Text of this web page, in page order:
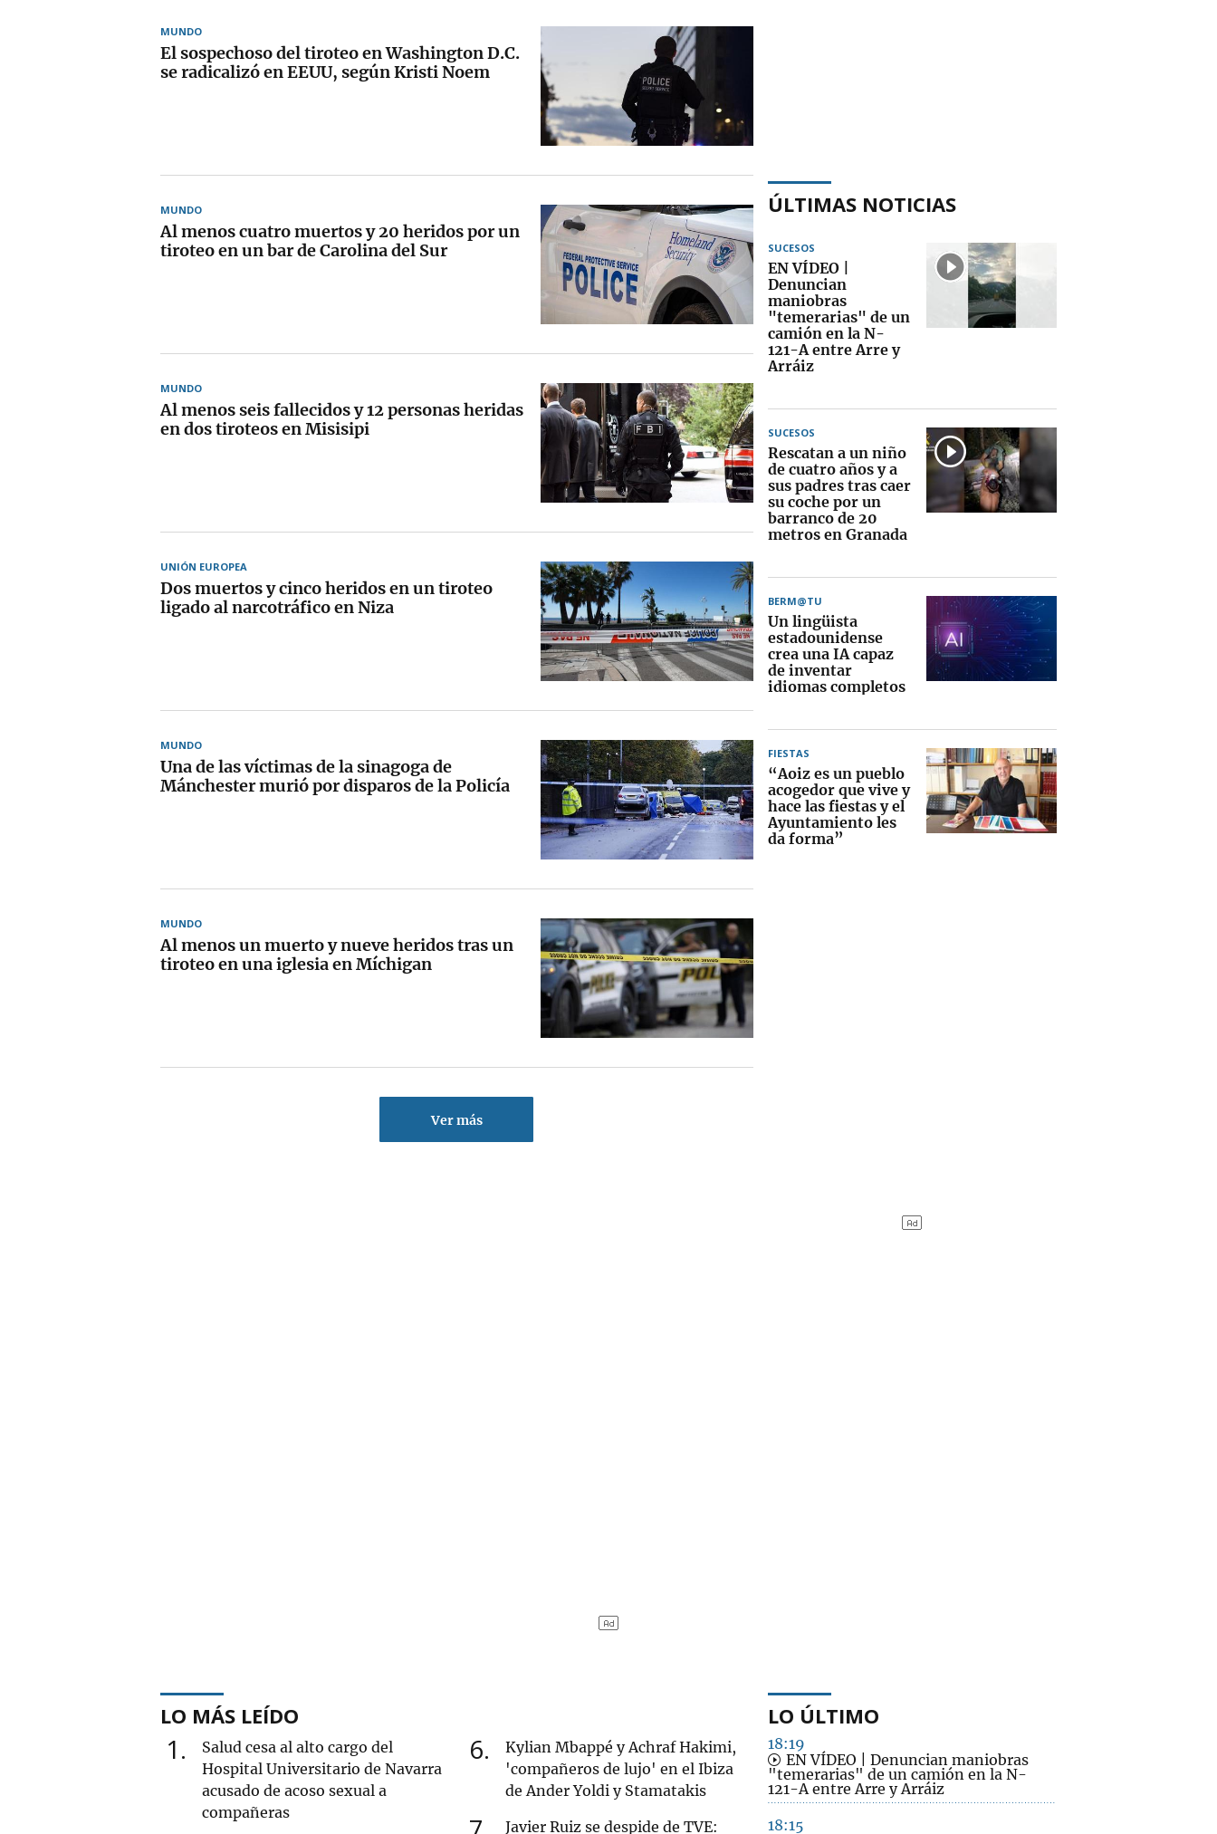
MUNDO
El sospechoso del tiroteo en Washington D.C.
se radicalizó en EEUU, según Kristi Noem
MUNDO
Al menos cuatro muertos y 20 heridos por un
tiroteo en un bar de Carolina del Sur
MUNDO
Al menos seis fallecidos y 12 personas heridas
en dos tiroteos en Misisipi
UNIÓN EUROPEA
Dos muertos y cinco heridos en un tiroteo
ligado al narcotráfico en Niza
MUNDO
Una de las víctimas de la sinagoga de
Mánchester murió por disparos de la Policía
MUNDO
Al menos un muerto y nueve heridos tras un
tiroteo en una iglesia en Míchigan
Ver más
ÚLTIMAS NOTICIAS
SUCESOS
EN VÍDEO |
Denuncian
maniobras
"temerarias" de un
camión en la N-
121-A entre Arre y
Arráiz
SUCESOS
Rescatan a un niño
de cuatro años y a
sus padres tras caer
su coche por un
barranco de 20
metros en Granada
BERM@TU
Un lingüista
estadounidense
crea una IA capaz
de inventar
idiomas completos
FIESTAS
“Aoiz es un pueblo
acogedor que vive y
hace las fiestas y el
Ayuntamiento les
da forma”
LO MÁS LEÍDO
1
Salud cesa al alto cargo del
Hospital Universitario de Navarra
acusado de acoso sexual a
compañeras
6
Kylian Mbappé y Achraf Hakimi,
'compañeros de lujo' en el Ibiza
de Ander Yoldi y Stamatakis
Javier Ruiz se despide de TVE:
LO ÚLTIMO
18:19
EN VÍDEO | Denuncian maniobras
"temerarias" de un camión en la N-
121-A entre Arre y Arráiz
18:15